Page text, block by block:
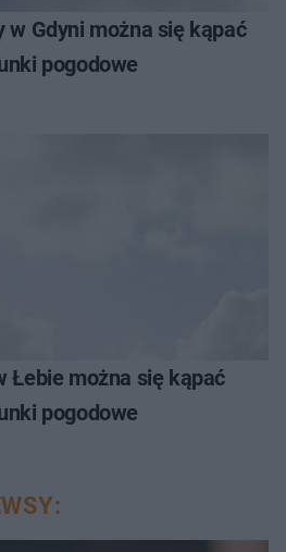
w Gdyni można się kąpać
pogodowe
Łebie można się kąpać
pogodowe